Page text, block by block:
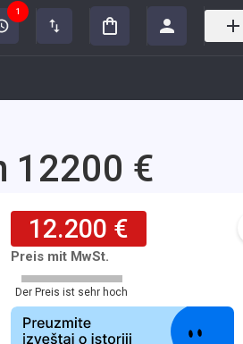
1
12200 €
12.200 €
Preis mit MwSt.
Der Preis ist sehr hoch